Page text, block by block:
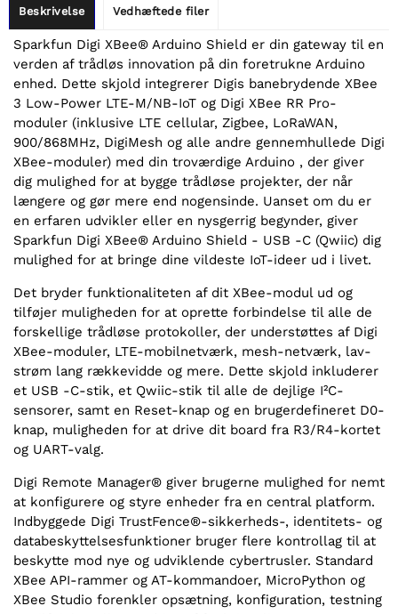
Beskrivelse Vedhæftede filer
Sparkfun Digi XBee® Arduino Shield er din gateway til en
verden af trådløs innovation på din foretrukne Arduino
enhed. Dette skjold integrerer Digis banebrydende XBee
3 Low-Power LTE-M/NB-IoT og Digi XBee RR Pro-
moduler (inklusive LTE cellular, Zigbee, LoRaWAN,
900/868MHz, DigiMesh og alle andre gennemhullede Digi
XBee-moduler) med din troværdige Arduino , der giver
dig mulighed for at bygge trådløse projekter, der når
længere og gør mere end nogensinde. Uanset om du er
en erfaren udvikler eller en nysgerrig begynder, giver
Sparkfun Digi XBee® Arduino Shield - USB -C (Qwiic) dig
mulighed for at bringe dine vildeste IoT-ideer ud i livet.
Det bryder funktionaliteten af dit XBee-modul ud og
tilføjer muligheden for at oprette forbindelse til alle de
forskellige trådløse protokoller, der understøttes af Digi
XBee-moduler, LTE-mobilnetværk, mesh-netværk, lav-
strøm lang rækkevidde og mere. Dette skjold inkluderer
et USB -C-stik, et Qwiic-stik til alle de dejlige I²C-
sensorer, samt en Reset-knap og en brugerdefineret D0-
knap, muligheden for at drive dit board fra R3/R4-kortet
og UART-valg.
Digi Remote Manager® giver brugerne mulighed for nemt
at konfigurere og styre enheder fra en central platform.
Indbyggede Digi TrustFence®-sikkerheds-, identitets- og
databeskyttelsesfunktioner bruger flere kontrollag til at
beskytte mod nye og udviklende cybertrusler. Standard
XBee API-rammer og AT-kommandoer, MicroPython og
XBee Studio forenkler opsætning, konfiguration, testning